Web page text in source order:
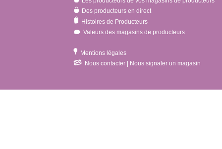
Des producteurs en direct
Histoires de Producteurs
Valeurs des magasins de producteurs
Mentions légales
Nous contacter | Nous signaler un magasin